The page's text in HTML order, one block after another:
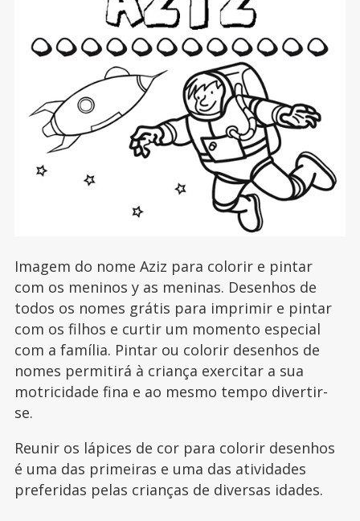
Imagem do nome Aziz para colorir e pintar
com os meninos y as meninas. Desenhos de
todos os nomes grátis para imprimir e pintar
com os filhos e curtir um momento especial
com a família. Pintar ou colorir desenhos de
nomes permitirá à criança exercitar a sua
motricidade fina e ao mesmo tempo divertir-
se.
Reunir os lápices de cor para colorir desenhos
é uma das primeiras e uma das atividades
preferidas pelas crianças de diversas idades.